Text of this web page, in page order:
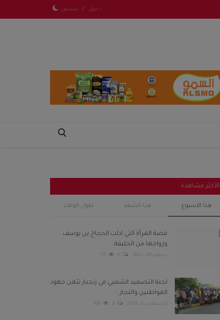
دخول / تسجيل
الأكثر مشاهدة
هذا الاسبوع هذا الشهر طول الوقت
قصة المرأة التي اذلت الحجاج بن يوسف
وزواجها من الخليفة...
سبتمبر 28, 2022 0
117
لجنة التصعيد الشعبي في زنجبار تثمن جهود
المواطنين والتجار...
أغسطس 6, 2026 0
108